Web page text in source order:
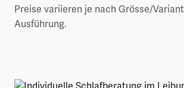
Preise variieren je nach Grösse/
Ausführung.